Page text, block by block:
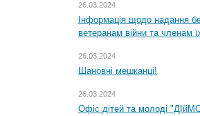
26.03.2024
Інформація щодо надання
ветеранам війни та членам
26.03.2024
Шановні мешканці!
26.03.2024
Офіс дітей та молоді